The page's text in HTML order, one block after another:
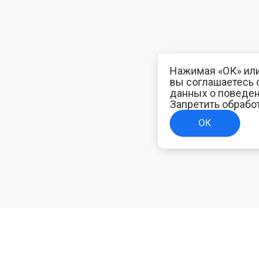
Нажимая «ОК»
вы соглашаетесь
данных о
Запретить
ОК